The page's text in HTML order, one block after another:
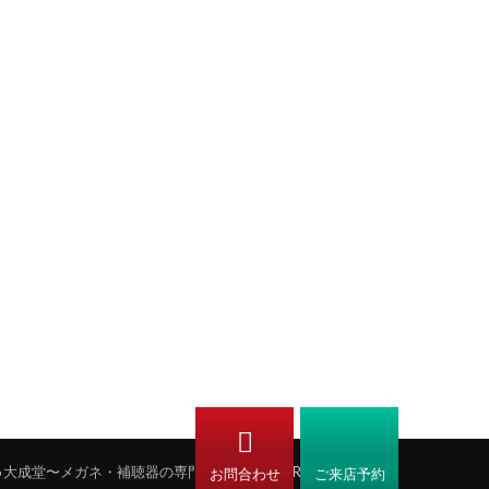
お問合わせ ご来店予約
大成堂〜メガネ・補聴器の専門店〜.All Rights Reserved.